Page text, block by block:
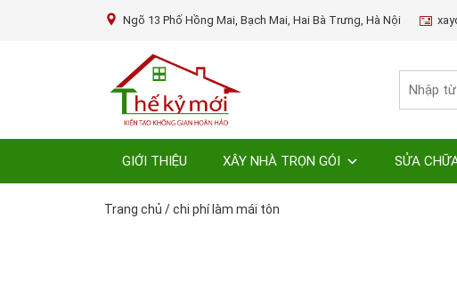
Ngõ 13 Phố Hồng Mai, Bạch Mai, Hai Bà Trưng, Hà Nội
GIỚI THIỆU XÂY NHÀ TRỌN GÓI SỬA
Trang chủ /chi phí làm mái tôn